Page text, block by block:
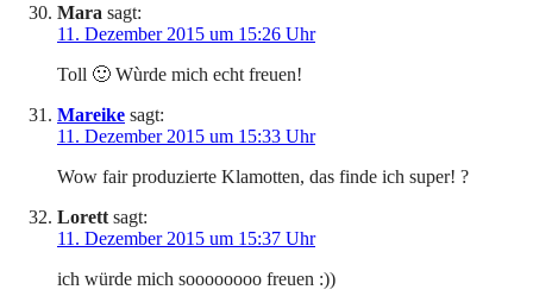
Mara sagt:
11. Dezember 2015 um 15:26 Uhr
Toll 🙂 Wùrde mich echt freuen!
Mareike sagt:
11. Dezember 2015 um 15:33 Uhr
Wow fair produzierte Klamotten, das finde ich super! ?
Lorett sagt:
11. Dezember 2015 um 15:37 Uhr
ich würde mich soooooooo freuen :))